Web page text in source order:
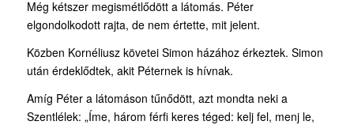
Még kétszer megismétlődött a látomás. Péter
elgondolkodott rajta, de nem értette, mit je­lent.
Közben Kornéliusz követei Simon házához érkeztek. Simon
után érdeklődtek, akit Péternek is hívnak.
Amíg Péter a látomáson tűnődött, azt mondta neki a
Szentlélek: „Íme, három férfi keres téged: kelj fel, menj le,